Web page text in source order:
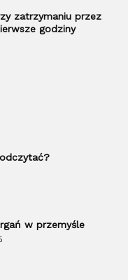
zatrzymaniu przez
godziny
w przemyśle